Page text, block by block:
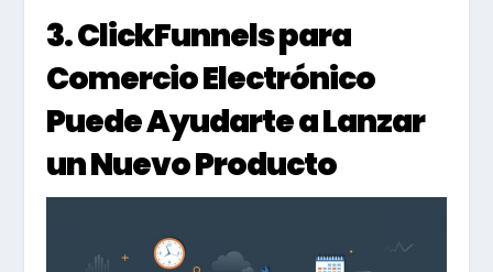
3. ClickFunnels para
Comercio Electrónico
Puede Ayudarte a Lanzar
un Nuevo Producto